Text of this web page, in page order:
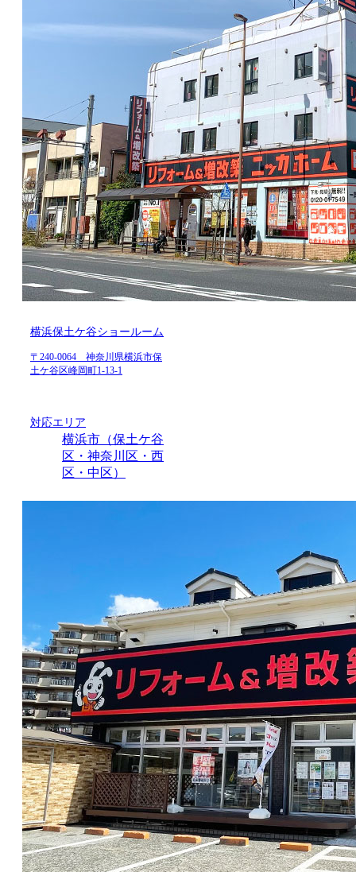
横浜保土ケ谷ショールーム
〒240-0064 神奈川県横浜市保
土ケ谷区峰岡町1-13-1
対応エリア
横浜市（保土ケ谷
区・神奈川区・西
区・中区）